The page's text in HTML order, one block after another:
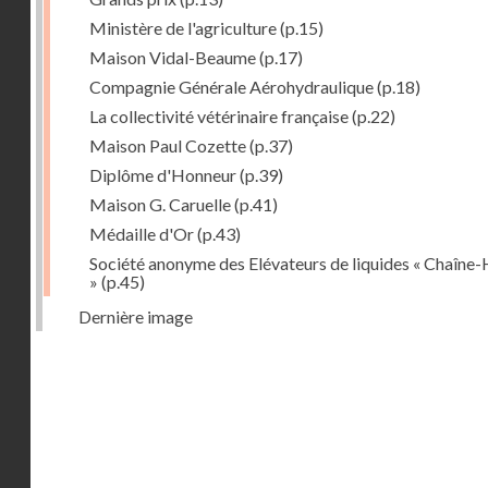
Ministère de l'agriculture(p.15)
Maison Vidal-Beaume(p.17)
Compagnie Générale Aérohydraulique(p.18)
La collectivité vétérinaire française(p.22)
Maison Paul Cozette(p.37)
Diplôme d'Honneur(p.39)
Maison G. Caruelle(p.41)
Médaille d'Or(p.43)
Société anonyme des Elévateurs de liquides «
» (p.45)
Dernière image